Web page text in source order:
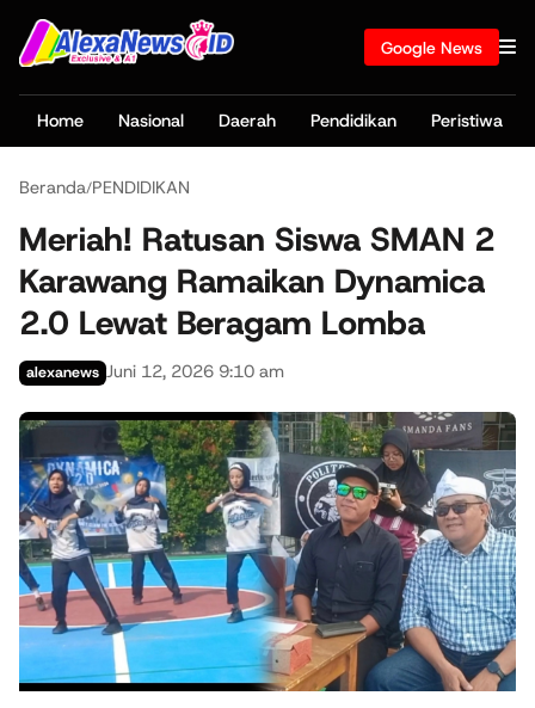
Google News
Home Nasional Daerah Pendidikan Peristiwa
Beranda/PENDIDIKAN
Meriah! Ratusan Siswa SMAN 2
Karawang Ramaikan Dynamica
2.0 Lewat Beragam Lomba
alexanews Juni 12, 2026 9:10 am